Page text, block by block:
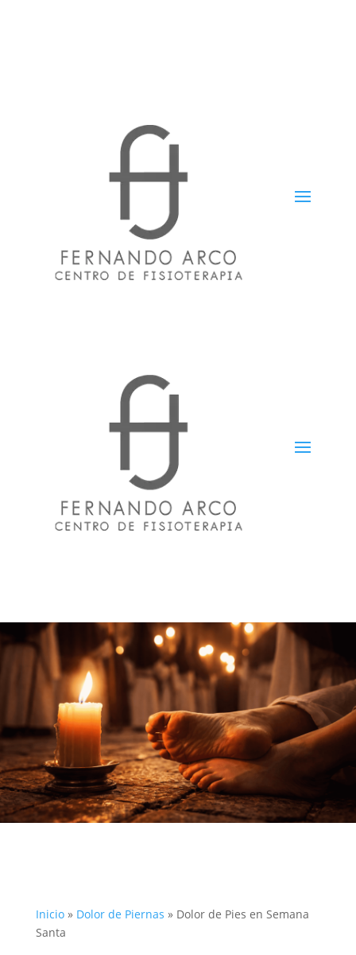
Inicio» Dolor de Piernas » Dolor de Pies en Semana
Santa